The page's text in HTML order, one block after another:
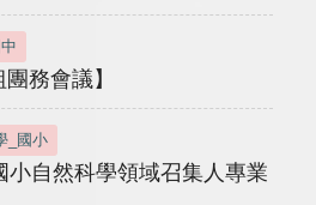
務會議】
_國小
小自然科學領域召集人專業